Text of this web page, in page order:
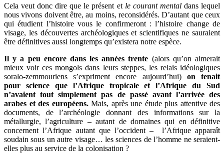
Cela veut donc dire que le présent et le courant mentaldans lequel
nous vivons doivent être, au moins, reconsidérés. D’autant que ceux
qui étudient l’histoire vous le confirmeront : l’histoire change de
visage, les découvertes archéologiques et scientifiques ne sauraient
être définitives aussi longtemps qu’existera notre espèce.
Il y a peu encore dans les années trente (alors qu’on aimerait
mieux voir ces mongols dans leurs steppes, les relais idéologiques
soralo-zemmouriens s’expriment encore aujourd’hui) on tenait
pour science que l’Afrique tropicale et l’Afrique du Sud
n’avaient tout simplement pas de passé avant l’arrivée des
arabes et des européens.Mais, après une étude plus attentive des
documents, de l’archéologie donnant des informations sur la
métallurgie, l’agriculture – autant de domaines qui en définitive
concernent l’Afrique autant que l’occident – l’Afrique apparaît
soudain sous un autre visage… les sciences de l’homme ne seraient-
elles plus au service de la colonisation ?